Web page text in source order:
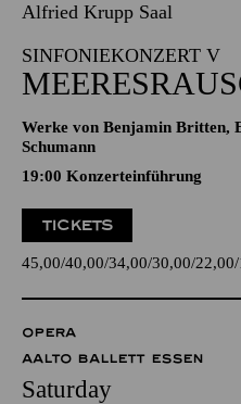
Alfried Krupp Saal
SINFONIEKONZERT V
Werke von Benjamin Britten,
Schumann
19:00 Konzerteinführung
TICKETS
45,00 40,00 34,00 30,00 22,00
OPERA
AALTO BALLETT ESSEN
Saturday